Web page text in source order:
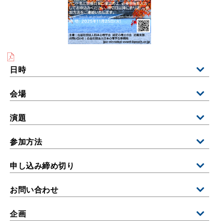
日時
会場
演題
参加方法
申し込み締め切り
お問い合わせ
企画